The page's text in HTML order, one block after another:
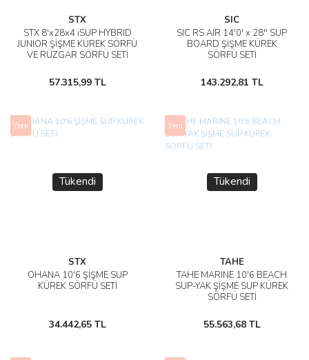
STX
STX 8'x28x4 iSUP HYBRID
JUNIOR ŞİŞME KÜREK SÖRFÜ
VE RÜZGAR SÖRFÜ SETİ
57.315,99 TL
SIC
SIC RS AIR 14'0' x 28'' SUP
BOARD ŞİŞME KÜREK
SÖRFÜ SETİ
143.292,81 TL
Yeni
Tükendi
STX
OHANA 10'6 ŞİŞME SUP
KÜREK SÖRFÜ SETİ
34.442,65 TL
Yeni
Tükendi
TAHE
TAHE MARINE 10'6 BEACH
SUP-YAK ŞİŞME SUP KÜREK
SÖRFÜ SETİ
55.563,68 TL